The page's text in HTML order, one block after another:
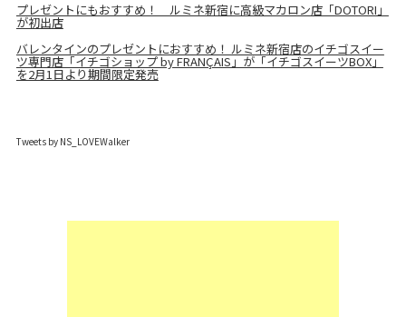
プレゼントにもおすすめ！ ルミネ新宿に高級マカロン店「DOTORI」
が初出店
バレンタインのプレゼントにおすすめ！ ルミネ新宿店のイチゴスイー
ツ専門店「イチゴショップ by FRANÇAIS」が「イチゴスイーツBOX」
を2月1日より期間限定発売
Tweets by NS_LOVEWalker